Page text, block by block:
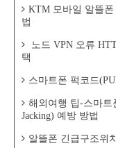
KTM 모바일 알뜰
법
노드 VPN 오류
택
스마트폰 퍽코드
해외여행 팁-스마트
Jacking) 예방 방법
알뜰폰 긴급구조위